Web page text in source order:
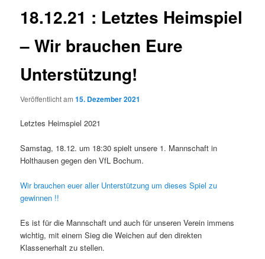
18.12.21 : Letztes Heimspiel
– Wir brauchen Eure
Unterstützung!
Veröffentlicht am15. Dezember 2021
Letztes Heimspiel 2021
Samstag, 18.12. um 18:30 spielt unsere 1. Mannschaft in
Holthausen gegen den VfL Bochum.
Wir brauchen euer aller Unterstützung um dieses Spiel zu
gewinnen !!
Es ist für die Mannschaft und auch für unseren Verein immens
wichtig, mit einem Sieg die Weichen auf den direkten
Klassenerhalt zu stellen.